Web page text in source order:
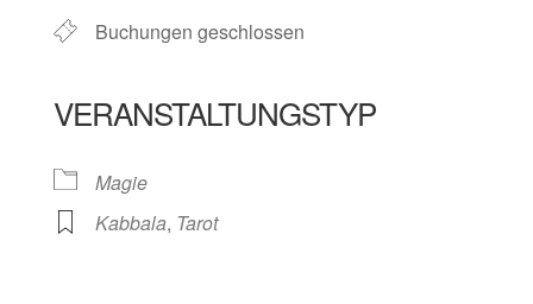
Buchungen geschlossen
VERANSTALTUNGSTYP
Magie
Kabbala, Tarot